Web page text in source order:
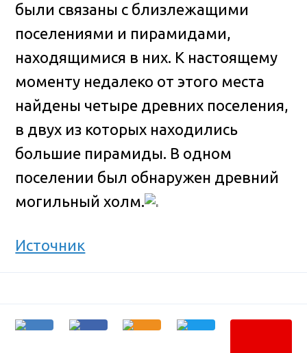
были связаны с близлежащими
поселениями и пирамидами,
находящимися в них. К настоящему
моменту недалеко от этого места
найдены четыре древних поселения,
в двух из которых находились
большие пирамиды. В одном
поселении был обнаружен древний
могильный холм.
Источник